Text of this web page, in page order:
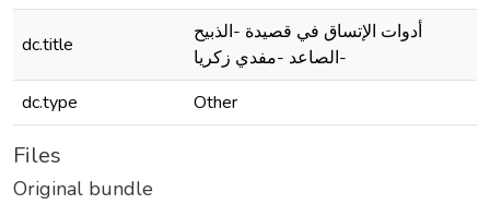
dc.title
أدوات الإتساق في قصيدة -الذبيح
الصاعد -مفدي زكريا-
dc.type Other
Files
Original bundle